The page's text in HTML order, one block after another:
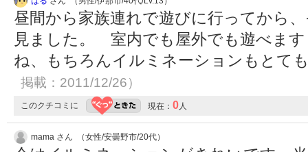
昼間から家族連れで遊びに行ってから
見ました。 室内でも屋外でも遊べま
ね、もちろんイルミネーションもとて
掲載：2011/12/26）
このクチコミに 現在： 0人
mama さん （女性/安曇野市/20代）